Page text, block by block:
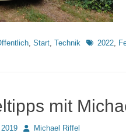
, Start, Technik 2022,
mit
AutorMichael Riffel